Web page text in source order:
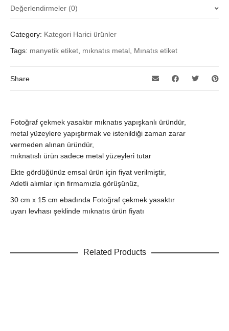
Değerlendirmeler (0)
kişi siz olun
Değerlendirme yazabilmek içinoturum açmalısınız.
Category: Kategori Harici ürünler
Tags: manyetik etiket, mıknatıs metal, Mınatıs etiket
Share
Fotoğraf çekmek yasaktır mıknatıs yapışkanlı üründür,
metal yüzeylere yapıştırmak ve istenildiği zaman zarar
vermeden alınan üründür,
mıknatıslı ürün sadece metal yüzeyleri tutar
Ekte gördüğünüz emsal ürün için fiyat verilmiştir,
Adetli alımlar için firmamızla görüşünüz,
30 cm x 15 cm ebadında Fotoğraf çekmek yasaktır
uyarı levhası şeklinde mıknatıs ürün fiyatı
Related Products